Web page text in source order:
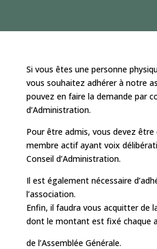
Si vous êtes une personne
vous souhaitez adhérer à notre
pouvez en faire la demande par
d’Administration.
Pour être admis, vous devez
membre actif ayant voix
Conseil d’Administration.
Il est également nécessaire
l’association.
Enfin, il faudra vous acquitter de
dont le montant est fixé chaque
de l’Assemblée Générale.